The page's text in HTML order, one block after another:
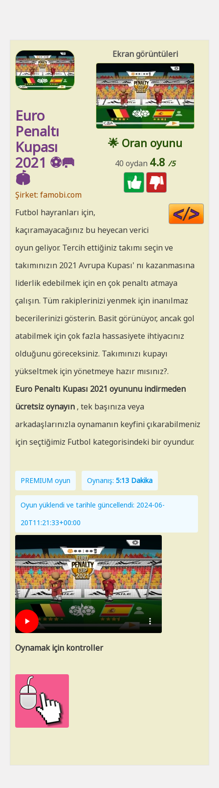
Ekran görüntüleri
🌟 Oran oyunu
40 oydan 4.8 /5
Euro
Penaltı
Kupası
2021 ⚽🥅
🏟
Şirket: famobi.com
Futbol hayranları için,
kaçıramayacağınız bu heyecan verici
oyun geliyor. Tercih ettiğiniz takımı seçin ve
takımınızın 2021 Avrupa Kupası' nı kazanmasına
liderlik edebilmek için en çok penaltı atmaya
çalışın. Tüm rakiplerinizi yenmek için inanılmaz
becerilerinizi gösterin. Basit görünüyor, ancak gol
atabilmek için çok fazla hassasiyete ihtiyacınız
olduğunu göreceksiniz. Takımınızı kupayı
yükseltmek için yönetmeye hazır mısınız?.
Euro Penaltı Kupası 2021 oyununu indirmeden
ücretsiz oynayın , tek başınıza veya
arkadaşlarınızla oynamanın keyfini çıkarabilmeniz
için seçtiğimiz Futbol kategorisindeki bir oyundur.
PREMIUM oyun Oynanış: 5:13 Dakika
Oyun yüklendi ve tarihle güncellendi: 2024-06-
20T11:21:33+00:00
Oynamak için kontroller